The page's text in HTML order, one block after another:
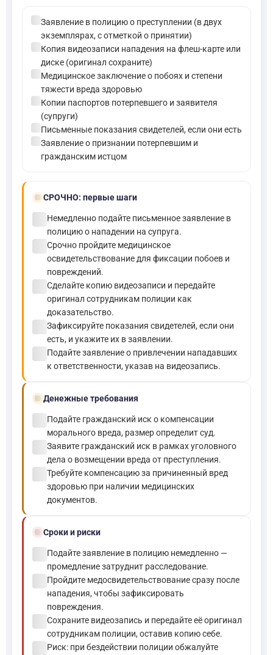
Заявление в полицию о преступлении (в двух
экземплярах, с отметкой о принятии)
Копия видеозаписи нападения на флеш-карте или
диске (оригинал сохраните)
Медицинское заключение о побоях и степени
тяжести вреда здоровью
Копии паспортов потерпевшего и заявителя
(супруги)
Письменные показания свидетелей, если они есть
Заявление о признании потерпевшим и
гражданским истцом
boltСРОЧНО: первые шаги
Немедленно подайте письменное заявление в
полицию о нападении на супруга.
Срочно пройдите медицинское
освидетельствование для фиксации побоев и
повреждений.
Сделайте копию видеозаписи и передайте
оригинал сотрудникам полиции как
доказательство.
Зафиксируйте показания свидетелей, если они
есть, и укажите их в заявлении.
Подайте заявление о привлечении нападавших
к ответственности, указав на видеозапись.
paymentsДенежные требования
Подайте гражданский иск о компенсации
морального вреда, размер определит суд.
Заявите гражданский иск в рамках уголовного
дела о возмещении вреда от преступления.
Требуйте компенсацию за причиненный вред
здоровью при наличии медицинских
документов.
schedule Сроки и риски
Подайте заявление в полицию немедленно —
промедление затруднит расследование.
Пройдите медосвидетельствование сразу после
нападения, чтобы зафиксировать
повреждения.
Сохраните видеозапись и передайте её оригинал
сотрудникам полиции, оставив копию себе.
Риск: при бездействии полиции обжалуйте